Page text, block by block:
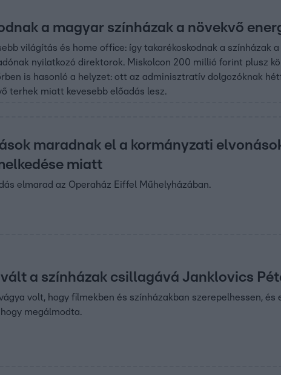
a magyar színházak a növekvő
világítás és home office: így takarékoskodnak a színházak
nyilatkozó direktorok. Miskolcon 200 millió forint plusz
is hasonló a helyzet: ott az adminisztratív dolgozóknak
terhek miatt kevesebb előadás lesz.
maradnak el a kormányzati
miatt
elmarad az Operaház Eiffel Műhelyházában.
vált a színházak csillagává Janklovics
volt, hogy filmekben és színházakban szerepelhessen, és
megálmodta.